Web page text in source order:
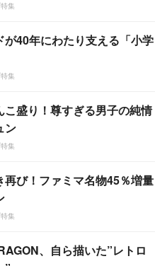
集
が40年にわたり支える「小学
集
こ盛り！尊すぎる男子の純情
ン
集
再び！ファミマ名物45％増量
集
、自ら描いた”レトロ